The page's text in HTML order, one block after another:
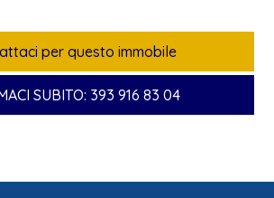
per questo immobile
SUBITO: 393 916 83 04